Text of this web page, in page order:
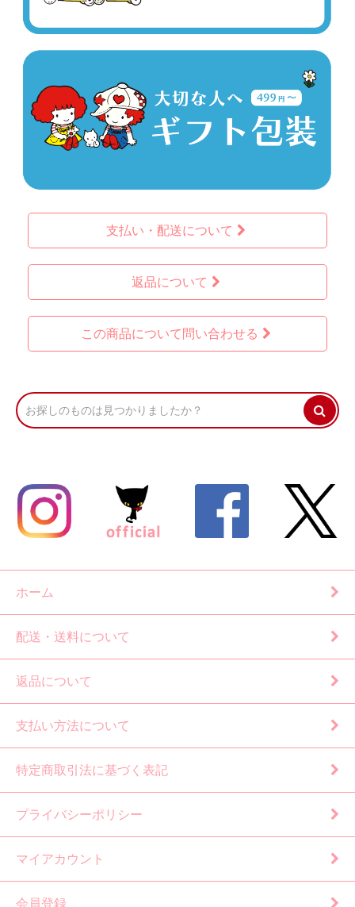
支払い・配送について
返品について
この商品について問い合わせる
ホーム
配送・送料について
返品について
支払い方法について
特定商取引法に基づく表記
プライバシーポリシー
マイアカウント
会員登録